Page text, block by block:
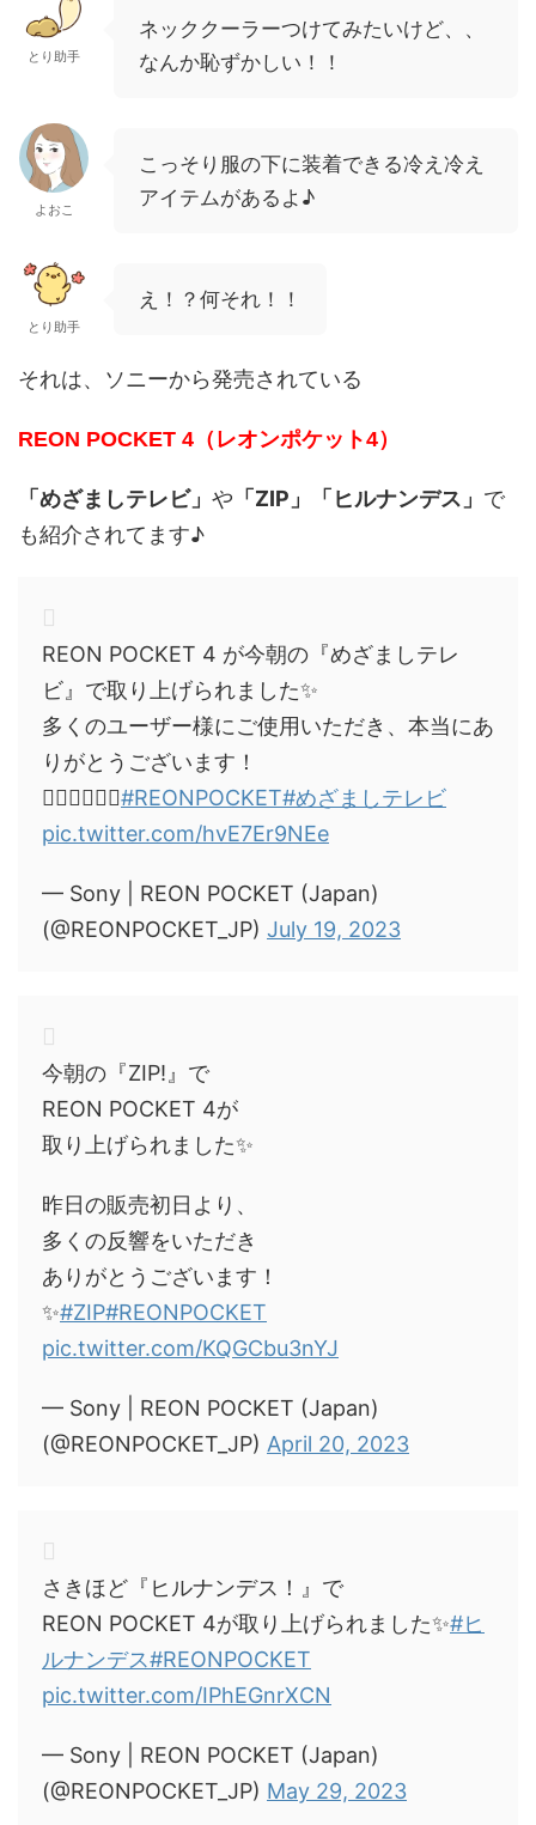
とり助手
ネッククーラーつけてみたいけど、、
なんか恥ずかしい！！
よおこ
こっそり服の下に装着できる冷え冷え
アイテムがあるよ♪
とり助手
え！？何それ！！
それは、ソニーから発売されている
REON POCKET 4（レオンポケット4）
「めざましテレビ」 や 「ZIP」「ヒルナンデス」 で
も紹介されてます♪
REON POCKET 4 が今朝の『めざましテレ
ビ』で取り上げられました✨
多くのユーザー様にご使用いただき、本当にあ
りがとうございます！
🙇‍♂️🙇‍♂️🙇‍♂️#REONPOCKET#めざましテレビ
pic.twitter.com/hvE7Er9NEe
— Sony | REON POCKET (Japan)
(@REONPOCKET_JP) July 19, 2023
今朝の『ZIP!』で
REON POCKET 4が
取り上げられました✨
昨日の販売初日より、
多くの反響をいただき
ありがとうございます！
✨#ZIP#REONPOCKET
pic.twitter.com/KQGCbu3nYJ
— Sony | REON POCKET (Japan)
(@REONPOCKET_JP) April 20, 2023
さきほど『ヒルナンデス！』で
REON POCKET 4が取り上げられました✨#ヒ
ルナンデス#REONPOCKET
pic.twitter.com/IPhEGnrXCN
— Sony | REON POCKET (Japan)
(@REONPOCKET_JP) May 29, 2023